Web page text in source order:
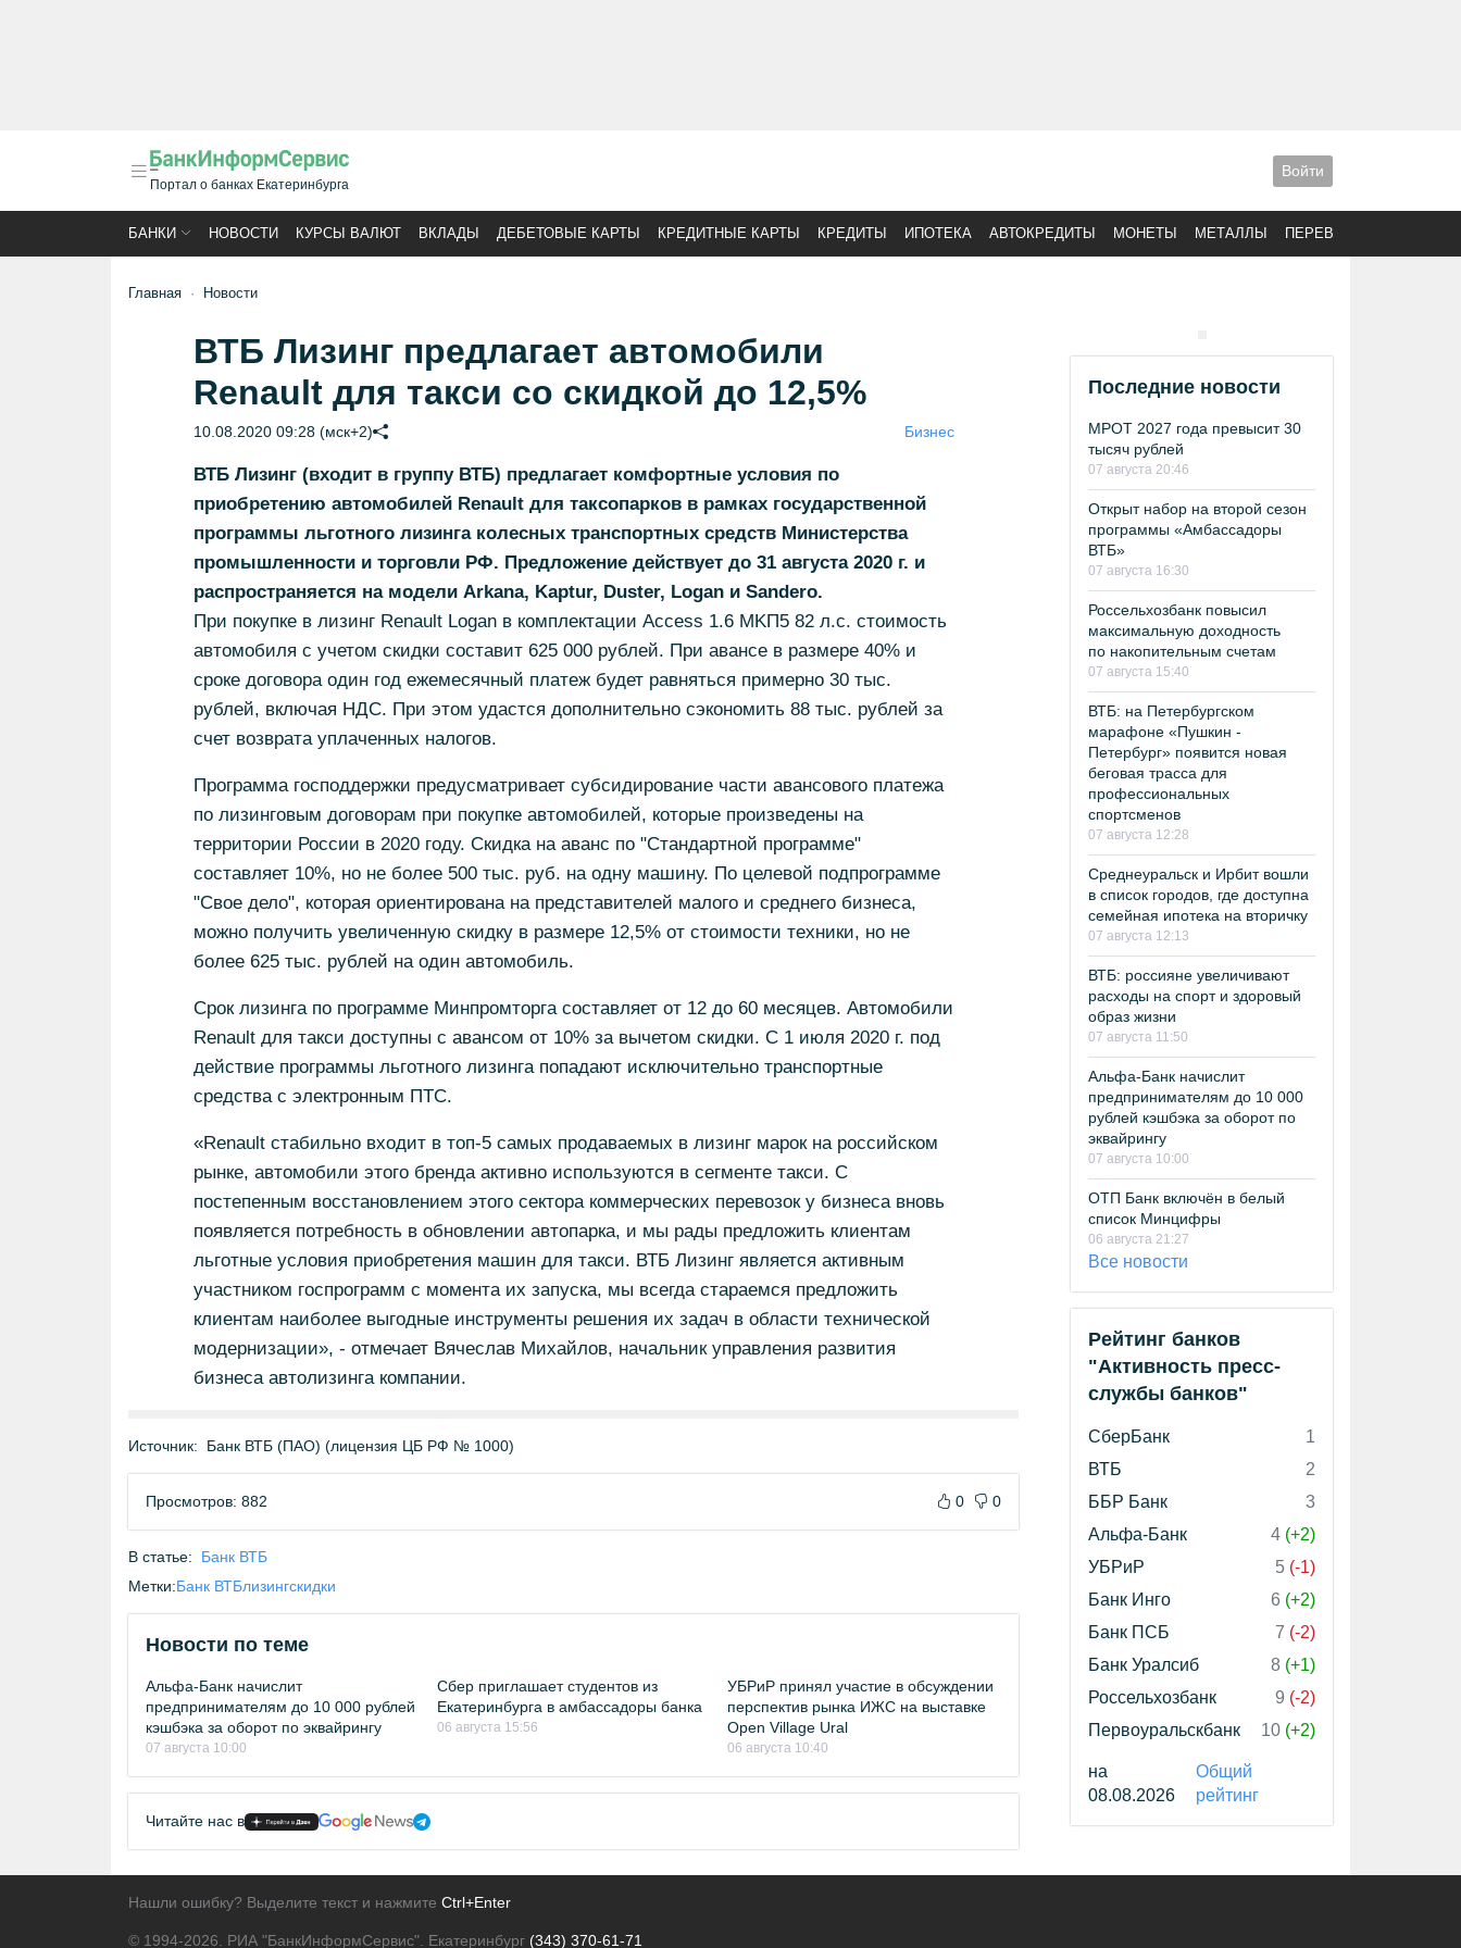
Портал о банках Екатеринбурга
Войти
БАНКИ НОВОСТИ КУРСЫ ВАЛЮТ ВКЛАДЫ ДЕБЕТОВЫЕ КАРТЫ КРЕДИТНЫЕ КАРТЫ КРЕДИТЫ ИПОТЕКА АВТОКРЕДИТЫ МОНЕТЫ МЕТАЛЛЫ ПЕРЕВОДЫ
Главная Новости
ВТБ Лизинг предлагает автомобили
Renault для такси со скидкой до 12,5%
10.08.2020 09:28 (мск+2) Бизнес
ВТБ Лизинг (входит в группу ВТБ) предлагает комфортные условия по
приобретению автомобилей Renault для таксопарков в рамках государственной
программы льготного лизинга колесных транспортных средств Министерства
промышленности и торговли РФ. Предложение действует до 31 августа 2020 г. и
распространяется на модели Arkana, Kaptur, Duster, Logan и Sandero.
При покупке в лизинг Renault Logan в комплектации Access 1.6 MKП5 82 л.с. стоимость
автомобиля с учетом скидки составит 625 000 рублей. При авансе в размере 40% и
сроке договора один год ежемесячный платеж будет равняться примерно 30 тыс.
рублей, включая НДС. При этом удастся дополнительно сэкономить 88 тыс. рублей за
счет возврата уплаченных налогов.
Программа господдержки предусматривает субсидирование части авансового платежа
по лизинговым договорам при покупке автомобилей, которые произведены на
территории России в 2020 году. Скидка на аванс по "Стандартной программе"
составляет 10%, но не более 500 тыс. руб. на одну машину. По целевой подпрограмме
"Свое дело", которая ориентирована на представителей малого и среднего бизнеса,
можно получить увеличенную скидку в размере 12,5% от стоимости техники, но не
более 625 тыс. рублей на один автомобиль.
Срок лизинга по программе Минпромторга составляет от 12 до 60 месяцев. Автомобили
Renault для такси доступны с авансом от 10% за вычетом скидки. С 1 июля 2020 г. под
действие программы льготного лизинга попадают исключительно транспортные
средства с электронным ПТС.
«Renault стабильно входит в топ-5 самых продаваемых в лизинг марок на российском
рынке, автомобили этого бренда активно используются в сегменте такси. С
постепенным восстановлением этого сектора коммерческих перевозок у бизнеса вновь
появляется потребность в обновлении автопарка, и мы рады предложить клиентам
льготные условия приобретения машин для такси. ВТБ Лизинг является активным
участником госпрограмм с момента их запуска, мы всегда стараемся предложить
клиентам наиболее выгодные инструменты решения их задач в области технической
модернизации», - отмечает Вячеслав Михайлов, начальник управления развития
бизнеса автолизинга компании.
Источник: Банк ВТБ (ПАО) (лицензия ЦБ РФ № 1000)
Просмотров: 882 0 0
В статье:
Банк ВТБ
Метки:Банк ВТБлизингскидки
Новости по теме
Альфа-Банк начислит
предпринимателям до 10 000 рублей
кэшбэка за оборот по эквайрингу
07 августа 10:00
Сбер приглашает студентов из
Екатеринбурга в амбассадоры банка
06 августа 15:56
УБРиР принял участие в обсуждении
перспектив рынка ИЖС на выставке
Open Village Ural
06 августа 10:40
Читайте нас в
Последние новости
МРОТ 2027 года превысит 30
тысяч рублей
07 августа 20:46
Открыт набор на второй сезон
программы «Амбассадоры
ВТБ»
07 августа 16:30
Россельхозбанк повысил
максимальную доходность
по накопительным счетам
07 августа 15:40
ВТБ: на Петербургском
марафоне «Пушкин -
Петербург» появится новая
беговая трасса для
профессиональных
спортсменов
07 августа 12:28
Среднеуральск и Ирбит вошли
в список городов, где доступна
семейная ипотека на вторичку
07 августа 12:13
ВТБ: россияне увеличивают
расходы на спорт и здоровый
образ жизни
07 августа 11:50
Альфа-Банк начислит
предпринимателям до 10 000
рублей кэшбэка за оборот по
эквайрингу
07 августа 10:00
ОТП Банк включён в белый
список Минцифры
06 августа 21:27
Все новости
Рейтинг банков
"Активность пресс-
службы банков"
СберБанк
1
ВТБ
2
ББР Банк
3
Альфа-Банк
4 (+2)
УБРиР
5 (-1)
Банк Инго
6 (+2)
Банк ПСБ
7 (-2)
Банк Уралсиб
8 (+1)
Россельхозбанк
9 (-2)
Первоуральскбанк
10 (+2)
на
08.08.2026
Общий
рейтинг
Нашли ошибку? Выделите текст и нажмите Ctrl+Enter
© 1994-2026. РИА "БанкИнформСервис". Екатеринбург (343) 370-61-71